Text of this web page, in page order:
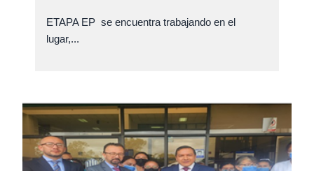
ETAPA EP se encuentra trabajando en el
lugar,...